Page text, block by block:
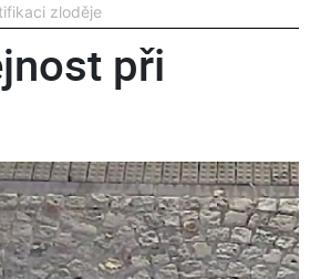
zloděje
při